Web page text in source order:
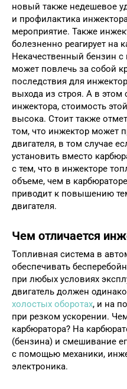
новый также недешевое
и профилактика
мероприятие. Также
болезненно реагирует на
Некачественный бензин
может повлечь за собой
последствия для
выхода из строя. А в этом
инжектора, стоимость
высока. Стоит также
том, что инжектор может
двигателя, в том случае
установить вместо
с тем, что в инжекторе
объеме, чем в
приводит к повышению
двигателя.
Чем отличается
Топливная система в
обеспечивать
при любых условиях
двигатель должен
холостых оборотах, и на
при резком ускорении.
карбюратора? На
(бензина) и смешивание
с помощью механики,
электроника.